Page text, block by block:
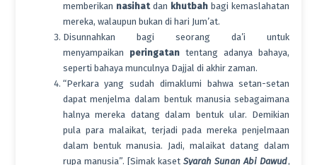
memberikan nasihatdan khutbah bagi kemaslahatan
mereka, walaupun bukan di hari Jum’at.
Disunnahkan bagi seorang da’i untuk
menyampaikan peringatantentang adanya bahaya,
seperti bahaya munculnya Dajjal di akhir zaman.
“Perkara yang sudah dimaklumi bahwa setan-setan
dapat menjelma dalam bentuk manusia sebagaimana
halnya mereka datang dalam bentuk ular. Demikian
pula para malaikat, terjadi pada mereka penjelmaan
dalam bentuk manusia. Jadi, malaikat datang dalam
rupa manusia”. [Simak kasetSyarah Sunan Abi Dawud,